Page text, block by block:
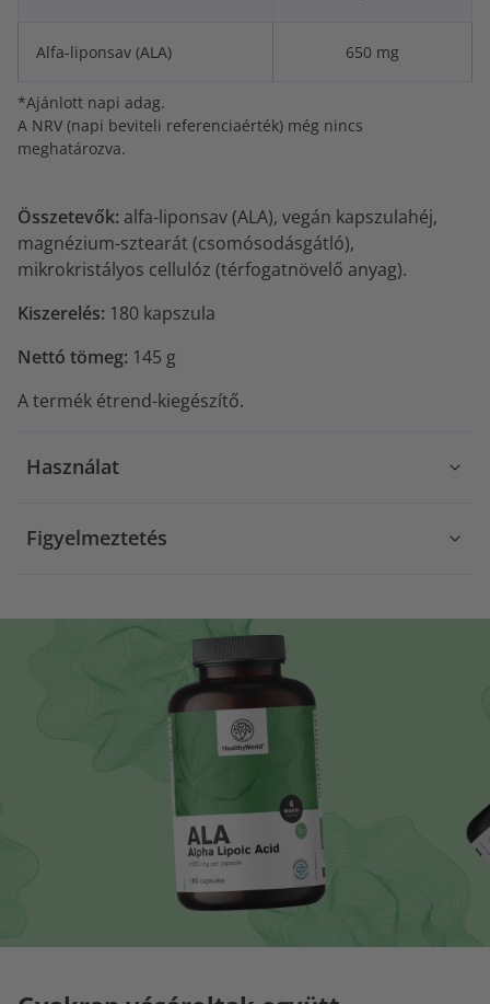
Alfa-liponsav (ALA) 650 mg
*Ajánlott napi adag.
A NRV (napi beviteli referenciaérték) még nincs
meghatározva.
Összetevők: alfa-liponsav (ALA), vegán kapszulahéj,
magnézium-sztearát (csomósodásgátló),
mikrokristályos cellulóz (térfogatnövelő anyag).
Kiszerelés: 180 kapszula
Nettó tömeg: 145 g
A termék étrend-kiegészítő.
Használat
Figyelmeztetés